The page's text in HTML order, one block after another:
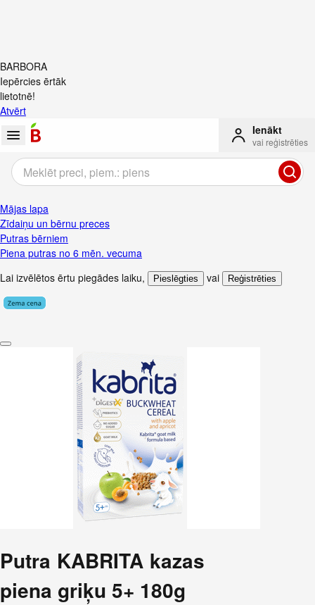
BARBORA
Iepērcies ērtāk
lietotnē!
Atvērt
Ienākt
vai reģistrēties
Mājas lapa
Zīdaiņu un bērnu preces
Putras bērniem
Piena putras no 6 mēn. vecuma
Lai izvēlētos ērtu piegādes laiku, Pieslēgties vai Reģistrēties
Putra KABRITA kazas
piena griķu 5+ 180g